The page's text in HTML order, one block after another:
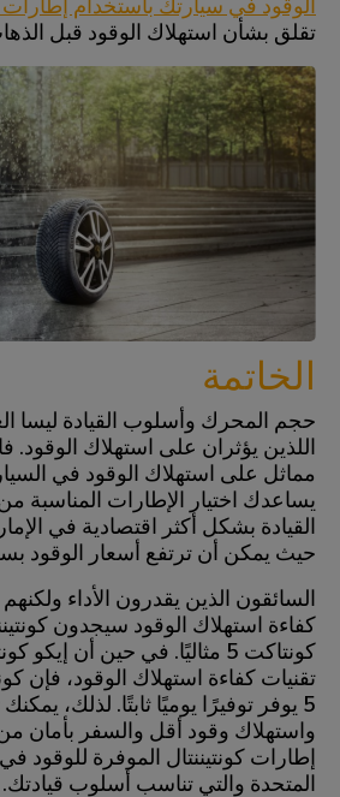
الوقود في سيارتك باستخدام
تقلق بشأن استهلاك الوقود قبل
الخاتمة
حجم المحرك وأسلوب القيادة ليسا
اللذين يؤثران على استهلاك الوقود.
مماثل على استهلاك الوقود في
يساعدك اختيار الإطارات المناسبة
القيادة بشكل أكثر اقتصادية في
حيث يمكن أن ترتفع أسعار الوقود
السائقون الذين يقدرون الأداء
كفاءة استهلاك الوقود سيجدون
تقنيات كفاءة استهلاك الوقود، فإن
5 يوفر توفيرًا يوميًا ثابتًا. لذلك،
واستهلاك وقود أقل والسفر بأمان من
إطارات كونتيننتال الموفرة للوقود
المتحدة والتي تناسب أسلوب قيادتك.